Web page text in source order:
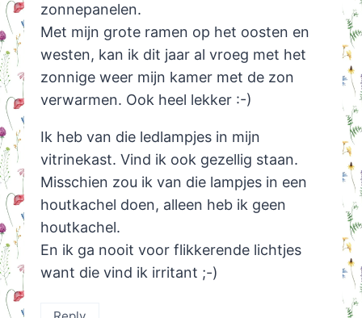
zonnepanelen.
Met mijn grote ramen op het oosten en
westen, kan ik dit jaar al vroeg met het
zonnige weer mijn kamer met de zon
verwarmen. Ook heel lekker :-)
Ik heb van die ledlampjes in mijn
vitrinekast. Vind ik ook gezellig staan.
Misschien zou ik van die lampjes in een
houtkachel doen, alleen heb ik geen
houtkachel.
En ik ga nooit voor flikkerende lichtjes
want die vind ik irritant ;-)